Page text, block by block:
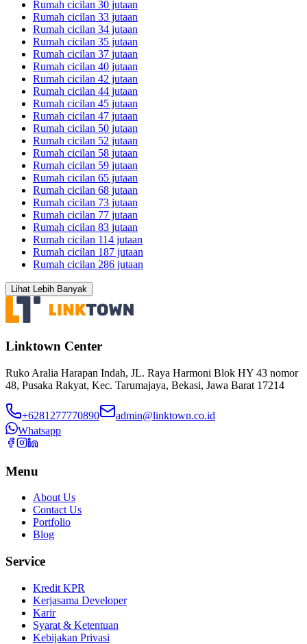
Rumah cicilan 30 jutaan
Rumah cicilan 33 jutaan
Rumah cicilan 34 jutaan
Rumah cicilan 35 jutaan
Rumah cicilan 37 jutaan
Rumah cicilan 40 jutaan
Rumah cicilan 42 jutaan
Rumah cicilan 44 jutaan
Rumah cicilan 45 jutaan
Rumah cicilan 47 jutaan
Rumah cicilan 50 jutaan
Rumah cicilan 52 jutaan
Rumah cicilan 58 jutaan
Rumah cicilan 59 jutaan
Rumah cicilan 65 jutaan
Rumah cicilan 68 jutaan
Rumah cicilan 73 jutaan
Rumah cicilan 77 jutaan
Rumah cicilan 83 jutaan
Rumah cicilan 114 jutaan
Rumah cicilan 187 jutaan
Rumah cicilan 286 jutaan
Lihat Lebih Banyak
Linktown Center
Ruko Aralia Harapan Indah, JL. Raya Harmoni Blok HY 43 nomor
48, Pusaka Rakyat, Kec. Tarumajaya, Bekasi, Jawa Barat 17214
+6281277770890
admin@linktown.co.id
Whatsapp
Menu
About Us
Contact Us
Portfolio
Blog
Service
Kredit KPR
Kerjasama Developer
Karir
Syarat & Ketentuan
Kebijakan Privasi